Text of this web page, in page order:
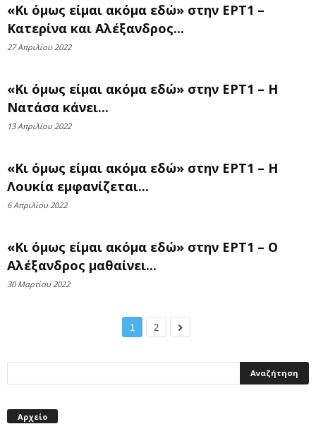
«Κι όμως είμαι ακόμα εδώ» στην ΕΡΤ1 –
Κατερίνα και Αλέξανδρος...
27 Απριλίου 2022
«Κι όμως είμαι ακόμα εδώ» στην ΕΡΤ1 – Η
Νατάσα κάνει...
13 Απριλίου 2022
«Κι όμως είμαι ακόμα εδώ» στην ΕΡΤ1 – Η
Λουκία εμφανίζεται...
6 Απριλίου 2022
«Κι όμως είμαι ακόμα εδώ» στην ΕΡΤ1 – Ο
Αλέξανδρος μαθαίνει...
30 Μαρτίου 2022
1 2
Αρχείο